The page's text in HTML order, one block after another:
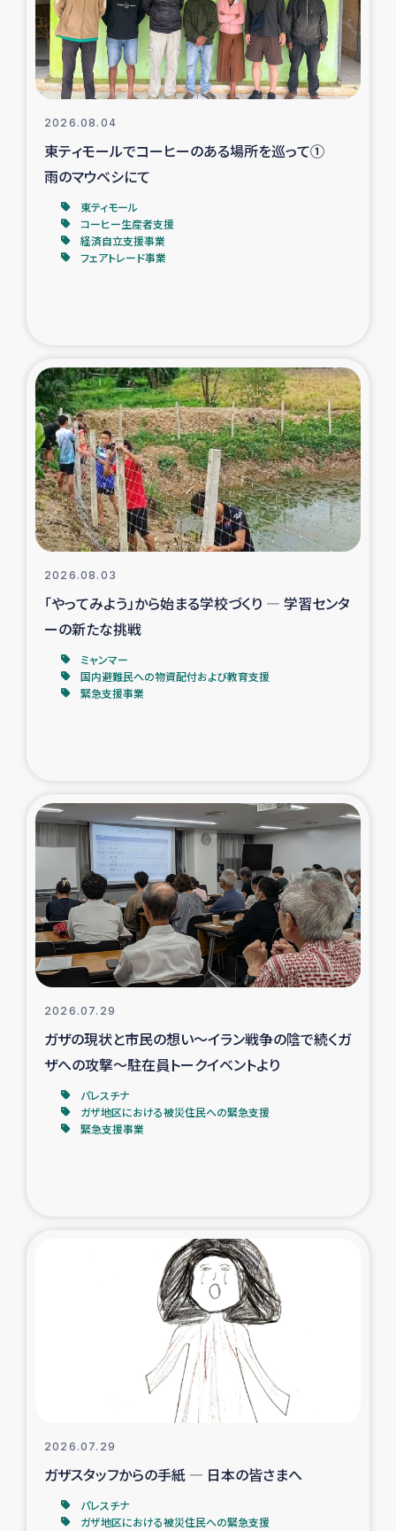
復興支援事業
民際教育事業
ガザ人道支援
令和6年能登半島地震 緊急支援
国内避難民への物資配付および教育支援
漁民によるマングローブ植林活動
レバノンでのシリア難民への食糧・越冬支援
レバノンにおける緊急支援
レバノンでのシリア難民への教育支援事業
レバノンでのシリア難民・レバノン人への農業支援
海外ルーツの市民との共生
神原ゼミxパルシック
仮設住宅生活支援・農業復興支援
漁業復興支援
インターン・ボランティア日誌
経済自立支援事業
ガザ空爆被災者への食料支援と農家生産支援
ガザ地区における羊の畜産支援
ガザ地区酪農を通した女性グループの生計支援
ふりかけ普及と食生活改善による栄養改善事業
フェアトレード事業
緊急支援事業
女性の生計向上を通じた子どもの栄養改善事業
民際教育
食べる
2026.08.04
東ティモールでコーヒーのある場所を巡って①
雨のマウベシにて
東ティモール
コーヒー生産者支援
経済自立支援事業
フェアトレード事業
2026.08.03
「やってみよう」から始まる学校づくり ― 学習センタ
ーの新たな挑戦
ミャンマー
国内避難民への物資配付および教育支援
緊急支援事業
2026.07.29
ガザの現状と市民の想い～イラン戦争の陰で続くガ
ザへの攻撃～駐在員トークイベントより
パレスチナ
ガザ地区における被災住民への緊急支援
緊急支援事業
2026.07.29
ガザスタッフからの手紙 ― 日本の皆さまへ
パレスチナ
ガザ地区における被災住民への緊急支援